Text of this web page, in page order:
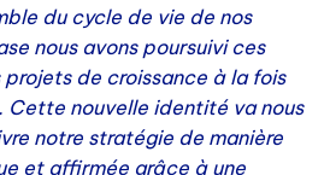
du cycle de vie de nos
nous avons poursuivi ces
projets de croissance à la fois
Cette nouvelle identité va nous
notre stratégie de manière
et affirmée grâce à une